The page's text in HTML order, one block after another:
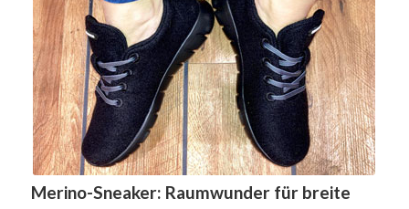
Merino-Sneaker: Raumwunder für breite